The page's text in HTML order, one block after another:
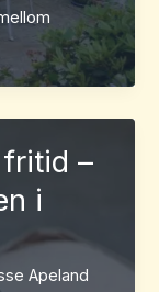
–
i
Apeland